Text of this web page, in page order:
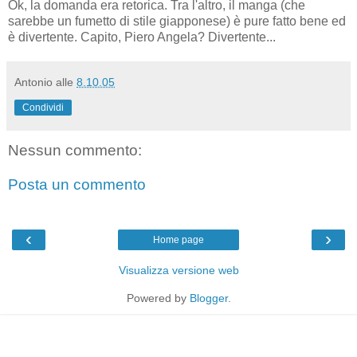
Ok, la domanda era retorica. Tra l'altro, il manga (che
sarebbe un fumetto di stile giapponese) è pure fatto bene ed
è divertente. Capito, Piero Angela? Divertente...
Antonio alle 8.10.05
Condividi
Nessun commento:
Posta un commento
‹ ›
Home page
Visualizza versione web
Powered by Blogger.